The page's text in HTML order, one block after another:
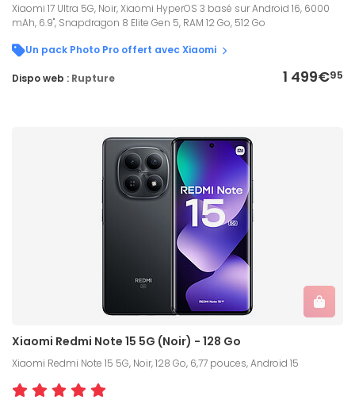
Xiaomi 17 Ultra 5G, Noir, Xiaomi HyperOS 3 basé sur Android 16, 6000
mAh, 6.9", Snapdragon 8 Elite Gen 5, RAM 12 Go, 512 Go
Un pack Photo Pro offert avec Xiaomi
1 499€95
Dispo web : Rupture
Xiaomi Redmi Note 15 5G (Noir) - 128 Go
Xiaomi Redmi Note 15 5G, Noir, 128 Go, 6,77 pouces, Android 15